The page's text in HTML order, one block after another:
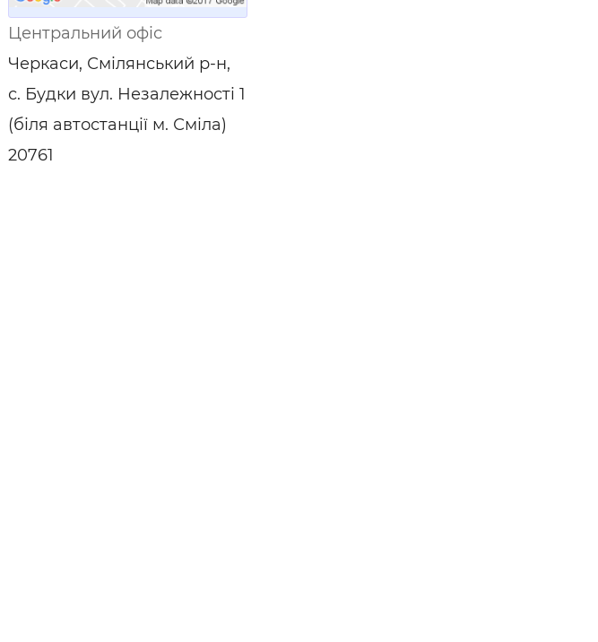
Робота в будівництві —
Резюме
Центральний офіс
Черкаси, Смілянський р-н,
с. Будки вул. Незалежності 1
(біля автостанції м. Сміла)
20761